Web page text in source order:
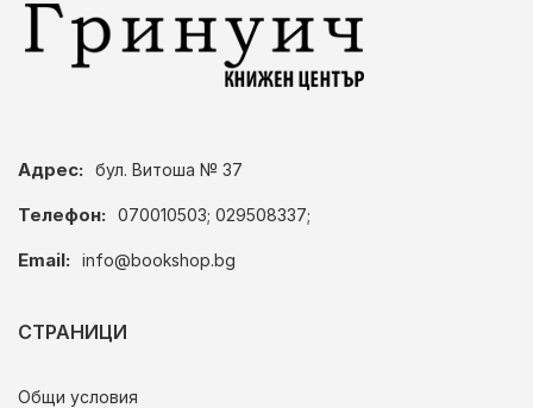
Адрес: бул. Витоша № 37
Телефон: 070010503; 029508337;
Email: info@bookshop.bg
СТРАНИЦИ
Общи условия